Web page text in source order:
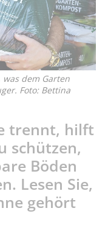
dem Garten
Foto: Bettina
trennt, hilft
schützen,
Böden
Lesen Sie,
gehört